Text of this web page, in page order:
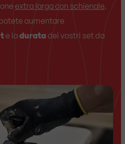
extra larga con schienale.
aumentare
e la durata dei vostri set da